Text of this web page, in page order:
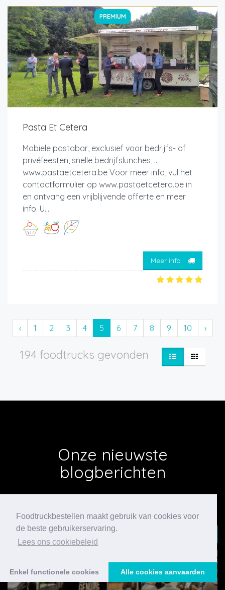
Foodtruckbestellen maakt gebruik van cookies voor
de beste gebruikerservaring.
Lees ons cookiebeleid
Enkel functionele cookies Alle cookies aanvaarden
PREMIUM
Pasta Et Cetera
Mobiele pastabar, exclusief voor bedrijfs- of
privéfeesten, snelle bedrijfslunches, ...
www.pastaetcetera.be Voor meer info, vul het
contactformulier op www.pastaetcetera.be in
en ontvang een vrijblijvende offerte en meer
info. U...
Meer info
‹ 1 2 3 4 5 6 7 8 9 10 ›
194 foodtrucks gevonden
Onze nieuwste
blogberichten
24/07/2026